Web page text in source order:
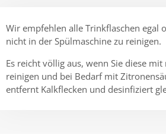
Wir empfehlen alle Trinkflaschen egal
nicht in der Spülmaschine zu reinigen.
Es reicht völlig aus, wenn Sie diese
reinigen und bei Bedarf mit
entfernt Kalkflecken und desinfiziert